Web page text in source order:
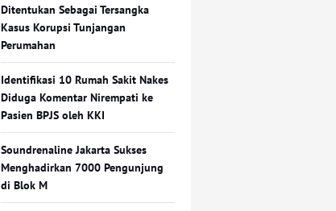
Ditentukan Sebagai Tersangka
Kasus Korupsi Tunjangan
Perumahan
Identifikasi 10 Rumah Sakit Nakes
Diduga Komentar Nirempati ke
Pasien BPJS oleh KKI
Soundrenaline Jakarta Sukses
Menghadirkan 7000 Pengunjung
di Blok M